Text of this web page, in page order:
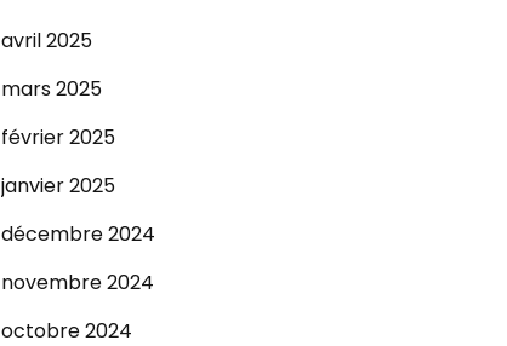
avril 2025
mars 2025
février 2025
janvier 2025
décembre 2024
novembre 2024
octobre 2024